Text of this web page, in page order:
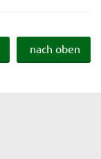
nach oben